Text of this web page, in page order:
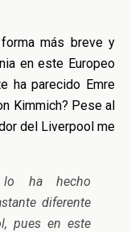
más breve y
en este Europeo
ha parecido Emre
Kimmich? Pese al
del Liverpool me
ha hecho
diferente
pues en este